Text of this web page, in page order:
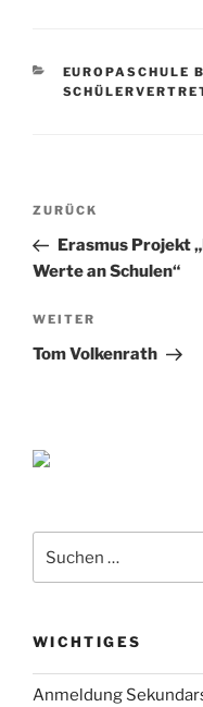
KATEGORIEN
EUROPASCHULE
Vorheriger
Beitrag
ZURÜCK
Erasmus Projekt
Werte an Schulen“
Nächster
Beitrag
WEITER
Tom Volkenrath
nach:
WICHTIGES
Anmeldung